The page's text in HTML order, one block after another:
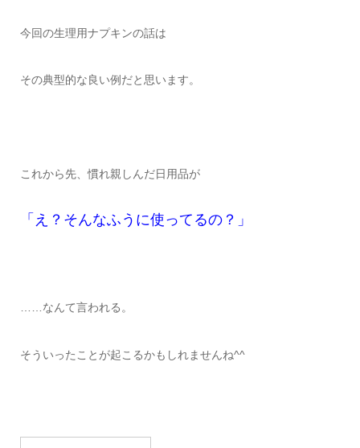
今回の生理用ナプキンの話は
その典型的な良い例だと思います。
これから先、慣れ親しんだ日用品が
「え？そんなふうに使ってるの？」
……なんて言われる。
そういったことが起こるかもしれませんね^^